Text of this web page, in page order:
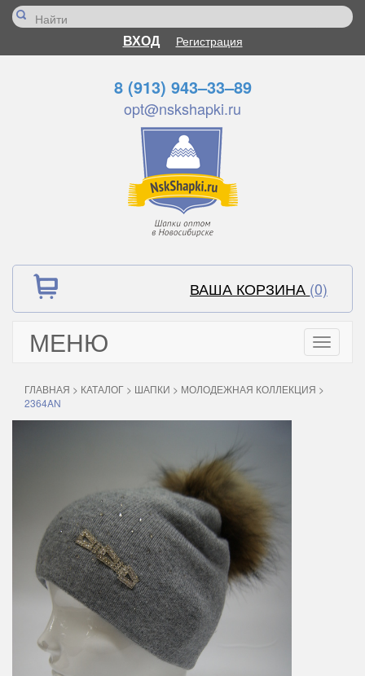
ВХОД Регистрация
8 (913) 943–33–89
opt@nskshapki.ru
ВАША КОРЗИНА (0)
МЕНЮ
Toggle
ГЛАВНАЯ > КАТАЛОГ > ШАПКИ > МОЛОДЕЖНАЯ КОЛЛЕКЦИЯ >
2364AN